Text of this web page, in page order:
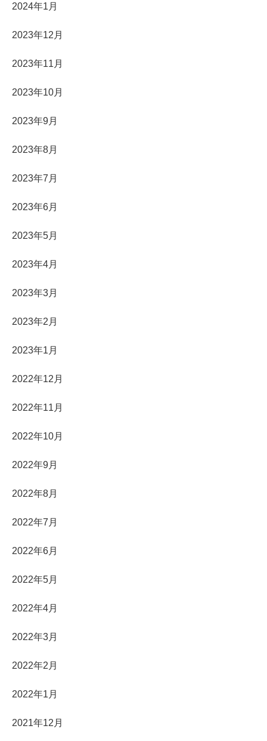
2024年1月
2023年12月
2023年11月
2023年10月
2023年9月
2023年8月
2023年7月
2023年6月
2023年5月
2023年4月
2023年3月
2023年2月
2023年1月
2022年12月
2022年11月
2022年10月
2022年9月
2022年8月
2022年7月
2022年6月
2022年5月
2022年4月
2022年3月
2022年2月
2022年1月
2021年12月